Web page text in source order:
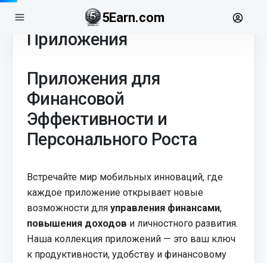
5Earn.com
Приложения
Приложения для
Финансовой
Эффективности и
Персонального Роста
Встречайте мир мобильных инноваций, где
каждое приложение открывает новые
возможности для управления финансами,
повышения доходов и личностного развития.
Наша коллекция приложений — это ваш ключ
к продуктивности, удобству и финансовому